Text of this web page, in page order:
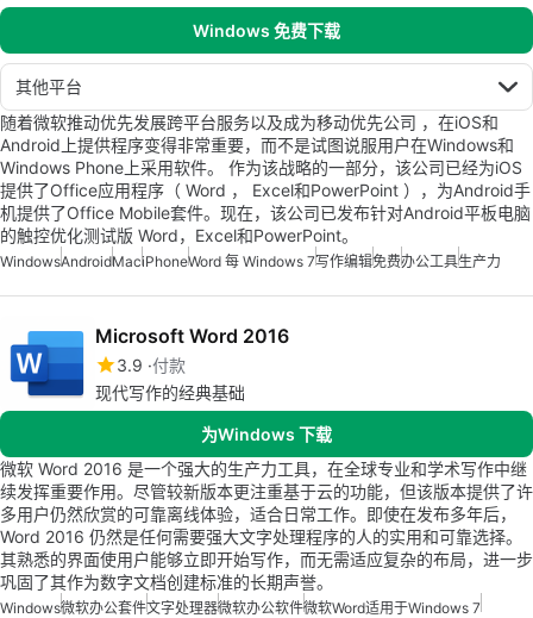
Windows 免费下载
其他平台
随着微软推动优先发展跨平台服务以及成为移动优先公司 ，在iOS和
Android上提供程序变得非常重要，而不是试图说服用户在Windows和
Windows Phone上采用软件。 作为该战略的一部分，该公司已经为iOS
提供了Office应用程序（ Word ， Excel和PowerPoint ），为Android手
机提供了Office Mobile套件。现在，该公司已发布针对Android平板电脑
的触控优化测试版 Word，Excel和PowerPoint。
WindowsAndroidMaciPhoneWord 每 Windows 7写作编辑免费办公工具生产力
Microsoft Word 2016
3.9 付款
现代写作的经典基础
为Windows 下载
微软 Word 2016 是一个强大的生产力工具，在全球专业和学术写作中继
续发挥重要作用。尽管较新版本更注重基于云的功能，但该版本提供了许
多用户仍然欣赏的可靠离线体验，适合日常工作。即使在发布多年后，
Word 2016 仍然是任何需要强大文字处理程序的人的实用和可靠选择。
其熟悉的界面使用户能够立即开始写作，而无需适应复杂的布局，进一步
巩固了其作为数字文档创建标准的长期声誉。
Windows微软办公套件文字处理器微软办公软件微软Word适用于Windows 7